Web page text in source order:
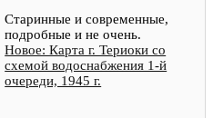
Старинные и современные,
подробные и не очень.
Новое: Карта г. Териоки со
схемой водоснабжения 1-й
очереди, 1945 г.